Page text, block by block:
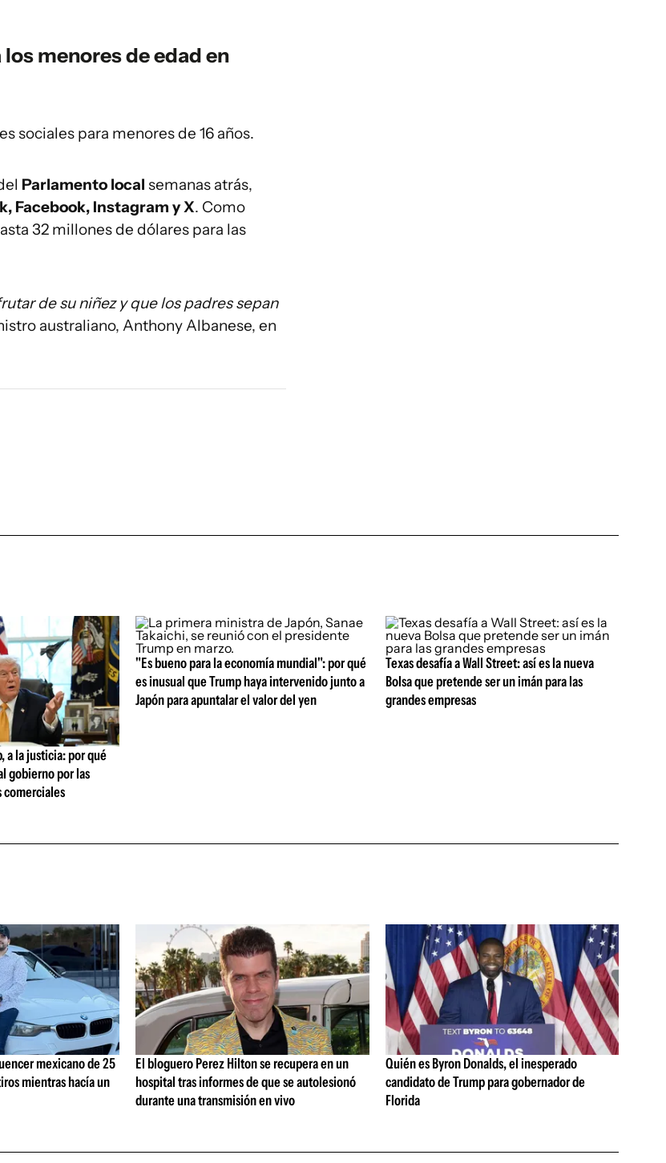
menores de edad en
sociales para menores de 16 años.
Parlamento local semanas atrás,
Facebook, Instagram y X. Como
32 millones de dólares para las
de su niñez y que los padres sepan
australiano, Anthony Albanese, en
a la justicia: por qué
gobierno por las
comerciales
"Es bueno para la economía mundial": por qué
es inusual que Trump haya intervenido junto a
Japón para apuntalar el valor del yen
Texas desafía a Wall Street: así es la nueva
Bolsa que pretende ser un imán para las
grandes empresas
mexicano de 25
mientras hacía un
El bloguero Perez Hilton se recupera en un
hospital tras informes de que se autolesionó
durante una transmisión en vivo
Quién es Byron Donalds, el inesperado
candidato de Trump para gobernador de
Florida